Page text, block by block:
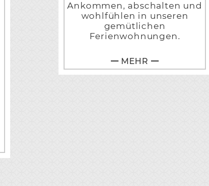
Ankommen, abschalten und
wohlfühlen in unseren
gemütlichen
Ferienwohnungen.
MEHR